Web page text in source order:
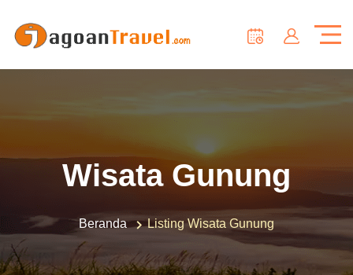
Wisata Gunung
Beranda Listing Wisata Gunung